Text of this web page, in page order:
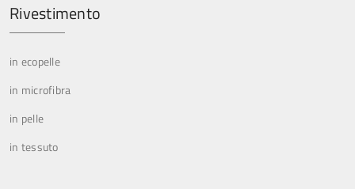
Rivestimento
in ecopelle
in microfibra
in pelle
in tessuto